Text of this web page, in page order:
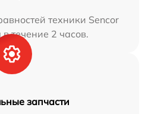
техники Sencor
течение 2 часов.
запчасти